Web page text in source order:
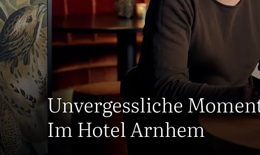
Unvergessliche
Im Hotel Arnhem